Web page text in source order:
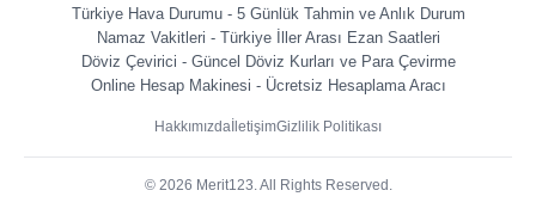
Türkiye Hava Durumu - 5 Günlük Tahmin ve Anlık Durum
Namaz Vakitleri - Türkiye İller Arası Ezan Saatleri
Döviz Çevirici - Güncel Döviz Kurları ve Para Çevirme
Online Hesap Makinesi - Ücretsiz Hesaplama Aracı
Hakkımızda İletişimGizlilik Politikası
© 2026 Merit123. All Rights Reserved.